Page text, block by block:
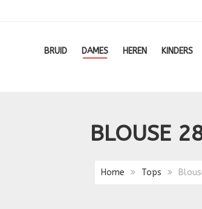
BRUID DAMES HEREN KINDERS
BLOUSE
Home Tops